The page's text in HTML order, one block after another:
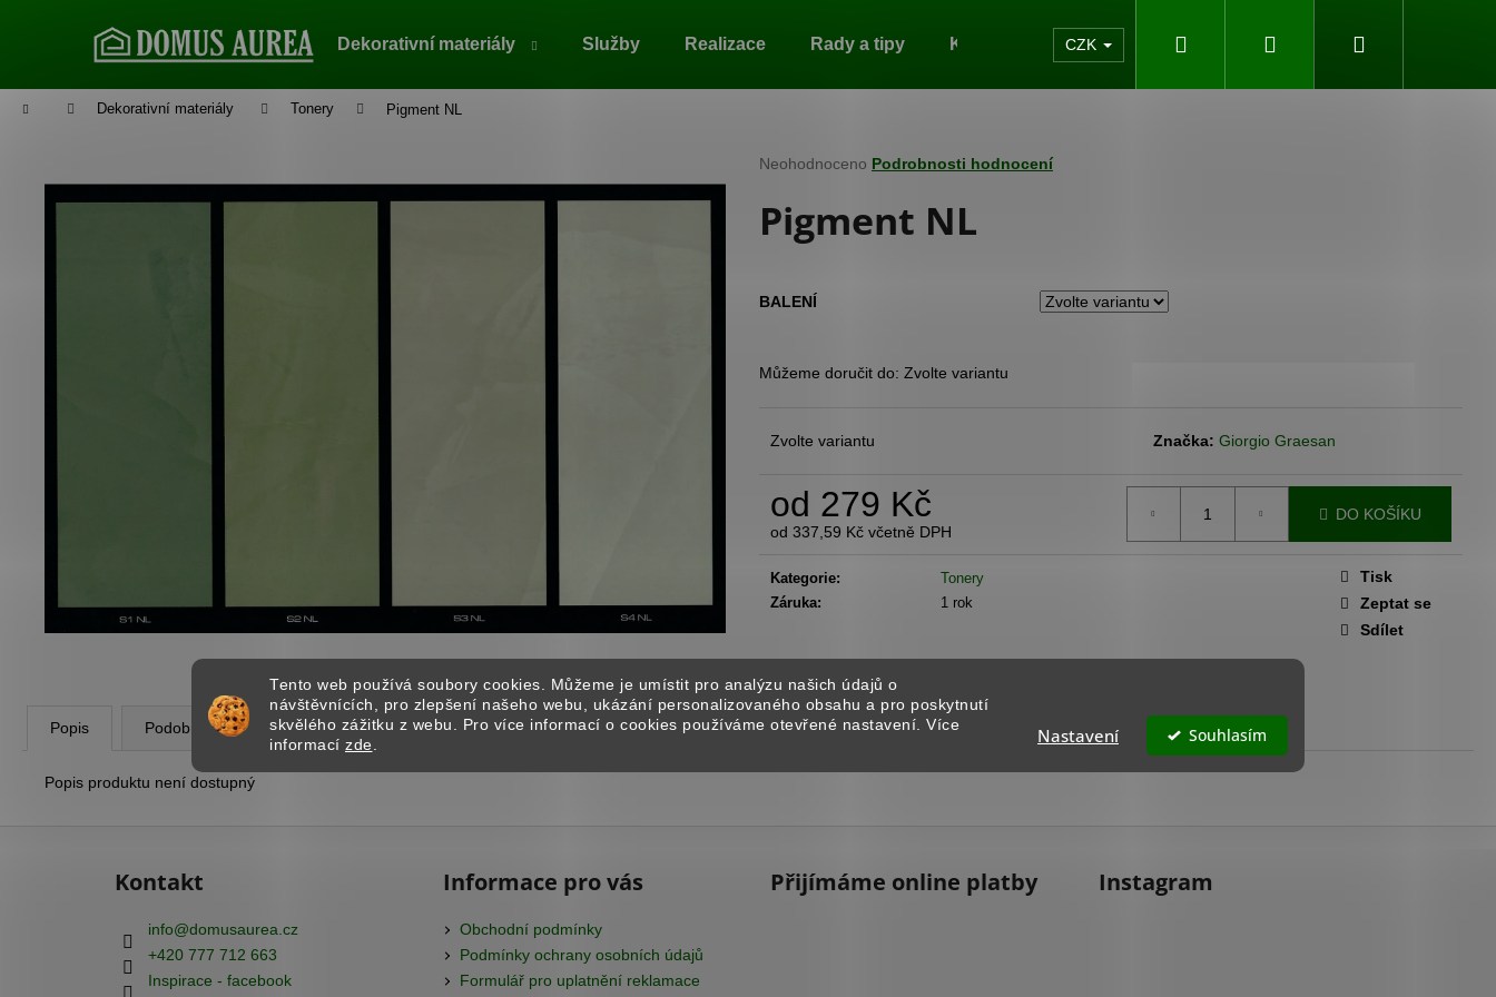
Tento web používá soubory cookies. Můžeme je umístit pro analýzu našich údajů o
návštěvnících, pro zlepšení našeho webu, ukázání personalizovaného obsahu a pro poskytnutí
skvělého zážitku z webu. Pro více informací o cookies používáme otevřené nastavení. Více
informací zde Souhlasím
Nastavení
Dekorativní materiály Služby Realizace Rady a tipy Kontakty CZK Hledat PřihlášeníNákupní
Domů Dekorativní materiály Tonery Pigment NL
Průměrné
produktu
je
hvězdiček.
Neohodnoceno Podrobnosti hodnocení
Pigment NL
BALENÍ
Můžeme doručit do: Zvolte variantu
Zvolte variantu Značka:Giorgio Graesan
od 279 Kč
od 337,59 Kč včetně DPH
cena:
DO KOŠÍKU
Kategorie:
Tonery
Záruka: 1 rok
Tisk
Zeptat se
Sdílet
Popis Podobné (8) Diskuze
Popis produktu není dostupný
í
Zpět
do
Zpět
do
HLEDAT
Následující
STARTER BALÍČEK - ISTINTO
BENÁTSKÝ ŠTUK - BÉŽOVÝ ODSTÍN
1 651 Kč
Kontakt
info@domusaurea.cz
+420 777 712 663
Inspirace - facebook
Informace pro vás
Obchodní podmínky
Podmínky ochrany osobních údajů
Formulář pro uplatnění reklamace
Přijímáme online platby Instagram